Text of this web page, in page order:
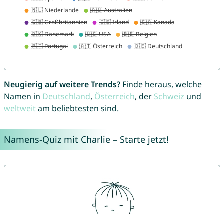
Neugierig auf weitere Trends?Finde heraus, welche
Namen in Deutschland, Österreich, der Schweiz und
weltweitam beliebtesten sind.
Namens-Quiz mit Charlie – Starte jetzt!